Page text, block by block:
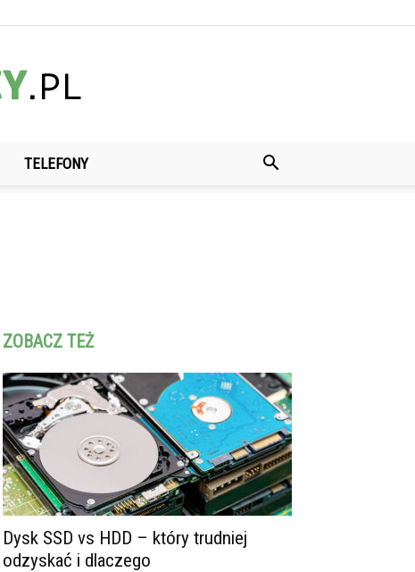
TELEFONY
ZOBACZ TEŻ
Dysk SSD vs HDD – który trudniej
odzyskać i dlaczego